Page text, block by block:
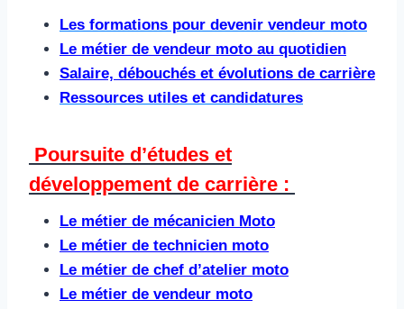
Les formations pour devenir vendeur moto
Le métier de vendeur moto au quotidien
Salaire, débouchés et évolutions de carrière
Ressources utiles et candidatures
Poursuite d’études et
développement de carrière : ​
Le métier de mécanicien Moto
Le métier de technicien moto
Le métier de chef d’atelier moto
Le métier de vendeur moto